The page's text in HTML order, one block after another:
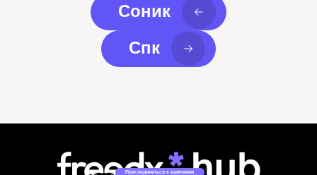
Соник
Спк
Присоединиться к кампании